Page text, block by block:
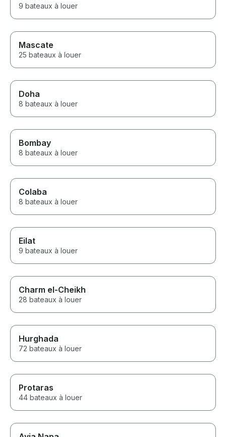
9 bateaux à louer
Mascate
25 bateaux à louer
Doha
8 bateaux à louer
Bombay
8 bateaux à louer
Colaba
8 bateaux à louer
Eilat
9 bateaux à louer
Charm el-Cheikh
28 bateaux à louer
Hurghada
72 bateaux à louer
Protaras
44 bateaux à louer